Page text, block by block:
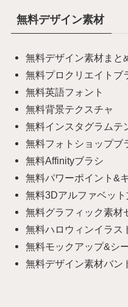
無料デザイン素材
無料デザイン素材まと
無料プロクリエイトブ
無料英語フォント
無料背景テクスチャ
無料インスタグラムテ
無料フォトショップブ
無料Affinityブラシ
無料パワーポイント&
無料3Dアルファベッ
無料グラフィック素材
無料ハロウィンイラス
無料モックアップ&シ
無料デザイン素材バン